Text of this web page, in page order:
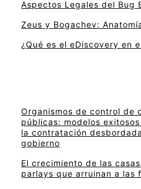
Aspectos Legales del Bug
Zeus y Bogachev:
¿Qué es el eDiscovery en
Organismos de control de
públicas: modelos
la contratación
gobierno
El crecimiento de las
parlays que arruinan a las